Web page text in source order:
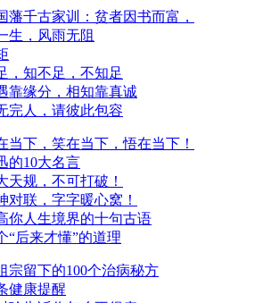
藩千古家训：贫者因书而富，
生，风雨无阻
，知不足，不知足
靠缘分，相知靠真诚
完人，请彼此包容
当下，笑在当下，悟在当下！
的10大名言
天规，不可打破！
对联，字字暖心窝！
你人生境界的十句古语
“后来才懂”的道理
宗留下的100个治病秘方
健康提醒